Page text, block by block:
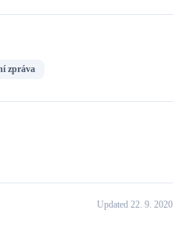
zpráva
Updated 22. 9. 2020